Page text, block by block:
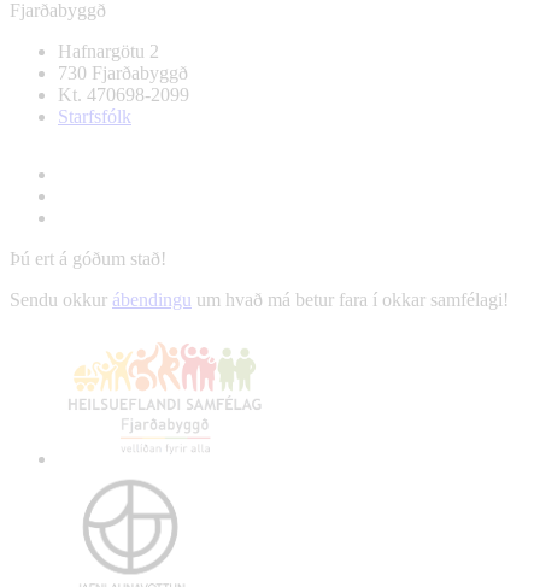
Fjarðabyggð
Hafnargötu 2
730 Fjarðabyggð
Kt. 470698-2099
Starfsfólk
Þú ert á góðum stað!
Sendu okkur ábendingu um hvað má betur fara í okkar samfélagi!